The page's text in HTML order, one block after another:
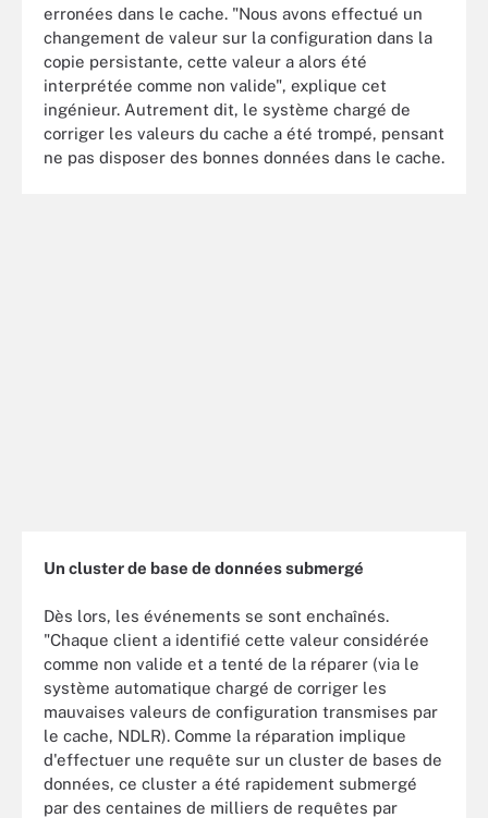
erronées dans le cache. "Nous avons effectué un
changement de valeur sur la configuration dans la
copie persistante, cette valeur a alors été
interprétée comme non valide", explique cet
ingénieur. Autrement dit, le système chargé de
corriger les valeurs du cache a été trompé, pensant
ne pas disposer des bonnes données dans le cache.
Un cluster de base de données submergé
Dès lors, les événements se sont enchaînés.
"Chaque client a identifié cette valeur considérée
comme non valide et a tenté de la réparer (via le
système automatique chargé de corriger les
mauvaises valeurs de configuration transmises par
le cache, NDLR). Comme la réparation implique
d'effectuer une requête sur un cluster de bases de
données, ce cluster a été rapidement submergé
par des centaines de milliers de requêtes par